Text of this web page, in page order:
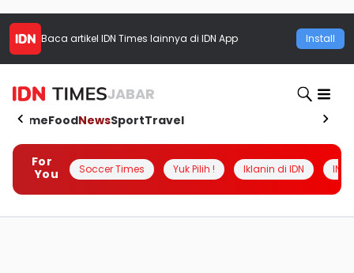
Baca artikel IDN Times lainnya di IDN App Install
JABAR
HomeFoodNewsSportTravel
For
You
Soccer Times Yuk Pilih ! Iklanin di IDN